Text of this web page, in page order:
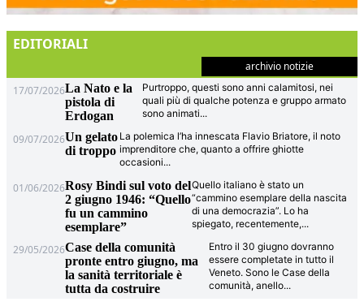
EDITORIALI
archivio notizie
17/07/2026La Nato e la
pistola di
Erdogan
Purtroppo, questi sono anni calamitosi, nei
quali più di qualche potenza e gruppo armato
sono animati...
09/07/2026Un gelato
di troppo
La polemica l’ha innescata Flavio Briatore, il noto
imprenditore che, quanto a offrire ghiotte
occasioni...
01/06/2026Rosy Bindi sul voto del
2 giugno 1946: “Quello
fu un cammino
esemplare”
Quello italiano è stato un
“cammino esemplare della nascita
di una democrazia”. Lo ha
spiegato, recentemente,...
29/05/2026Case della comunità
pronte entro giugno, ma
la sanità territoriale è
tutta da costruire
Entro il 30 giugno dovranno
essere completate in tutto il
Veneto. Sono le Case della
comunità, anello...